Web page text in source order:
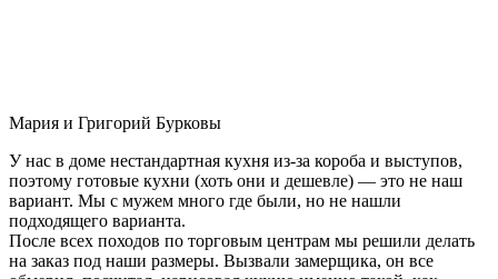
Мария и Григорий Бурковы
У нас в доме нестандартная кухня из-за короба и выступов,
поэтому готовые кухни (хоть они и дешевле) — это не наш
вариант. Мы с мужем много где были, но не нашли
подходящего варианта.
После всех походов по торговым центрам мы решили делать
на заказ под наши размеры. Вызвали замерщика, он все